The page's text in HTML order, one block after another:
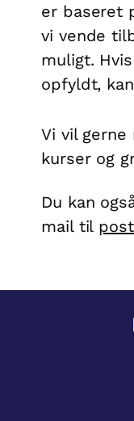
er baseret
vi vende
muligt.
opfyldt,
Vi vil
kurser og
Du kan
mail til